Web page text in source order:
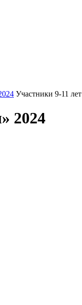
Участники 9-11 лет
2024